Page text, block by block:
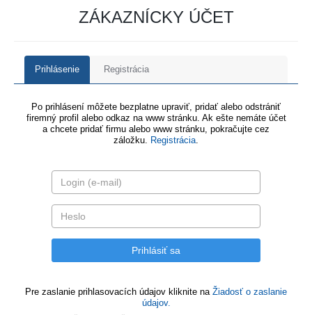
ZÁKAZNÍCKY ÚČET
Prihlásenie Registrácia
Po prihlásení môžete bezplatne upraviť, pridať alebo odstrániť
firemný profil alebo odkaz na www stránku. Ak ešte nemáte účet
a chcete pridať firmu alebo www stránku, pokračujte cez
záložku. Registrácia.
Pre zaslanie prihlasovacích údajov kliknite na Žiadosť o zaslanie
údajov.